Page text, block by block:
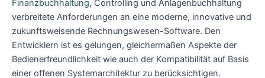
Finanzbuchhaltung, Controlling und Anlagenbuchhaltung
verbreitete Anforderungen an eine moderne, innovative und
zukunftsweisende Rechnungswesen-Software. Den
Entwicklern ist es gelungen, gleichermaßen Aspekte der
Bedienerfreundlichkeit wie auch der Kompatibilität auf Basis
einer offenen Systemarchitektur zu berücksichtigen.